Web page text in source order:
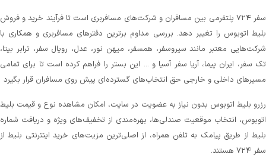
سفر ۷۲۴ پلتفرمی بین مسافران و شرکت‌های مسافربری است تا فرآیند خرید و فروش
بلیط اتوبوس را تغییر دهد. بررسی مداوم برترین دفترهای مسافربری و همکاری با
شرکت‌هایی معتبر مانند سیروسفر، همسفر، میهن‌ نور، عدل، رویال سفر، ترابر بیتا،
تک سفر، ایران پیما، آریا سفر آسیا و ... این بستر را فراهم کرده است تا برای تمامی
مسیرهای داخلی و خارجی حق انتخاب‌های گسترده‌ای پیش روی مسافران قرار بگیرد
رزرو بلیط اتوبوس بدون نیاز به عضویت در سایت، امکان مشاهده نوع و قیمت بلیط
اتوبوس، انتخاب موقعیت صندلی‌ها، بهره‌مندی از تخفیف‌های ویژه و دریافت شماره‌
بلیط از طریق پیامک به تلفن همراه، از اصلی‌ترین مزیت‌های خرید اینترنتی بلیط از
سفر ۷۲۴ هستند.